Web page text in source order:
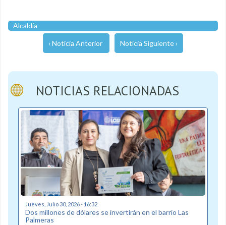
Alcaldía
‹ Noticia Anterior Noticia Siguiente ›
NOTICIAS RELACIONADAS
Jueves, Julio 30, 2026 - 16:32
Dos millones de dólares se invertirán en el barrio Las
Palmeras